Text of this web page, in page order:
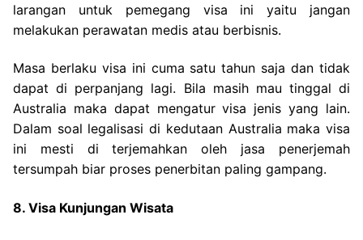
larangan untuk pemegang visa ini yaitu jangan
melakukan perawatan medis atau berbisnis.
Masa berlaku visa ini cuma satu tahun saja dan tidak
dapat di perpanjang lagi. Bila masih mau tinggal di
Australia maka dapat mengatur visa jenis yang lain.
Dalam soal legalisasi di kedutaan Australia maka visa
ini mesti di terjemahkan oleh jasa penerjemah
tersumpah biar proses penerbitan paling gampang.
8. Visa Kunjungan Wisata